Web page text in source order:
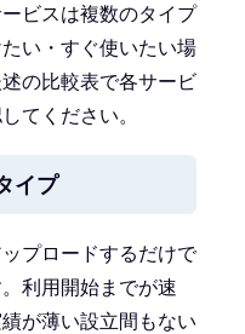
ビスは複数のタイプ
い・すぐ使いたい場
の比較表で各サービ
てください。
イプ
プロードするだけで
利用開始までが速
が薄い設立間もない